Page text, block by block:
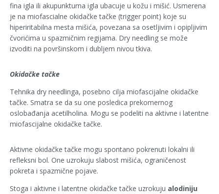
fina igla ili akupunkturna igla ubacuje u kožu i mišić. Usmerena
je na miofascialne okidačke tačke (trigger point) koje su
hiperiritabilna mesta mišića, povezana sa osetljivim i opipljivim
čvorićima u spazmičnim regijama. Dry needling se može
izvoditi na površinskom i dubljem nivou tkiva.
Okidačke tačke
Tehnika dry needlinga, posebno cilja miofascijalne okidačke
tačke. Smatra se da su one posledica prekomernog
oslobađanja acetilholina. Mogu se podeliti na aktivne i latentne
miofascijalne okidačke tačke.
Aktivne okidačke tačke mogu spontano pokrenuti lokalni ili
refleksni bol. One uzrokuju slabost mišića, ograničenost
pokreta i spazmične pojave.
Stoga i aktivne i latentne okidačke tačke uzrokuju alodiniju